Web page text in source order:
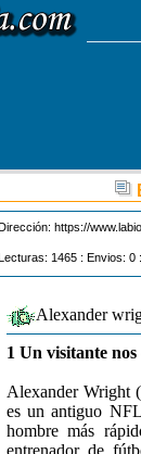
https://
1465 : Envios: 0
Alexander
1 Un visitante nos
Alexander Wright
es un antiguo
hombre más
entrenador de